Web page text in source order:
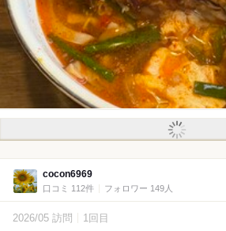
cocon6969
口コミ 112件 フォロワー 149人
2026/05 訪問 1回目